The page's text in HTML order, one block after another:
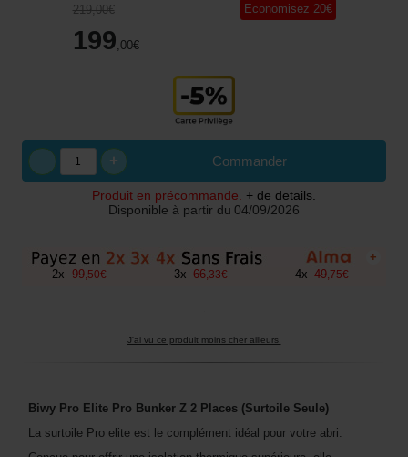
219,00€
199 ,00€
Economisez 20€
Commander
+
Produit en précommande. + de details.
Disponible à partir du 04/09/2026
+
2x 99, 50€ 3x 66, 33€ 4x 49 75€
J'ai vu ce produit moins cher ailleurs.
Biwy Pro Elite Pro Bunker Z 2 Places (Surtoile Seule)
La surtoile Pro elite est le complément idéal pour votre abri.